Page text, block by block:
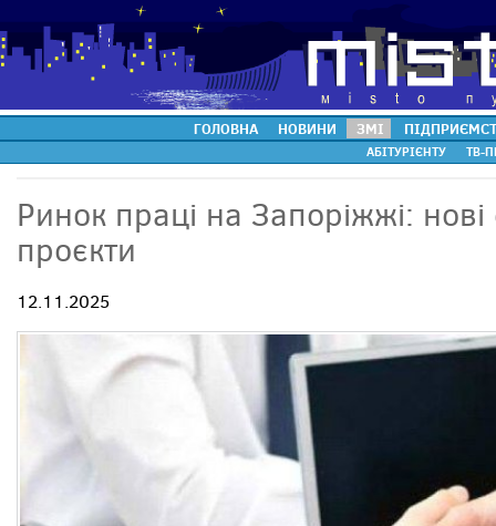
ГОЛОВНА НОВИНИ ЗМІ
АБІТУРІЄНТУ ТВ-
Ринок праці на Запоріжжі:
проєкти
12.11.2025